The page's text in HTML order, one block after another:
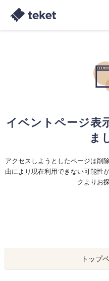
イベントページ表
ま
アクセスしようとしたページは削
由により現在利用できない可能性
クよりお
トップ